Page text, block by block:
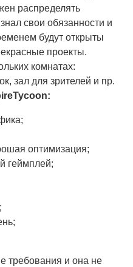
распределять
свои обязанности и
будут открыты
проекты.
комнатах:
зал для зрителей и пр.
оптимизация;
геймплей;
требования и она не